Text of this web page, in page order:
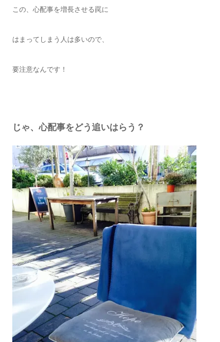
この、心配事を増長させる罠に
はまってしまう人は多いので、
要注意なんです！
じゃ、心配事をどう追いはらう？